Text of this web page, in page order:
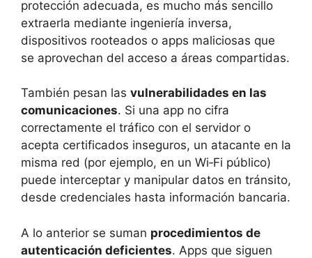
protección adecuada, es mucho más sencillo
extraerla mediante ingeniería inversa,
dispositivos rooteados o apps maliciosas que
se aprovechan del acceso a áreas compartidas.
También pesan las vulnerabilidades en las
comunicaciones. Si una app no cifra
correctamente el tráfico con el servidor o
acepta certificados inseguros, un atacante en la
misma red (por ejemplo, en un Wi‑Fi público)
puede interceptar y manipular datos en tránsito,
desde credenciales hasta información bancaria.
A lo anterior se suman procedimientos de
autenticación deficientes. Apps que siguen